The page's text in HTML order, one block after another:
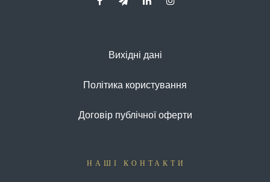
Вихідні дані
Політика користування
Договір публічної оферти
НАШІ КОНТАКТИ